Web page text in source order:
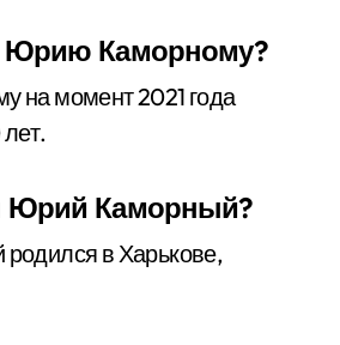
Юрию Каморному?
на момент 2021 года
Юрий Каморный?
в Харькове,